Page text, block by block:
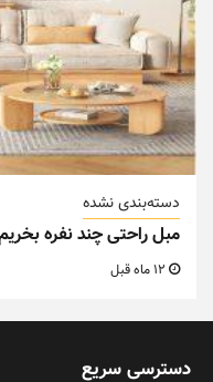
دسته‌بندی نشده
مبل راحتی چند نفره
دسترسی سریع